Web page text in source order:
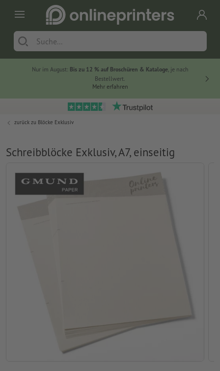
Nur im August: Bis zu 12 % auf Broschüren & Kataloge, je nach
Bestellwert.
Mehr erfahren
zurück zu Blöcke Exklusiv
Schreibblöcke Exklusiv, A7, einseitig